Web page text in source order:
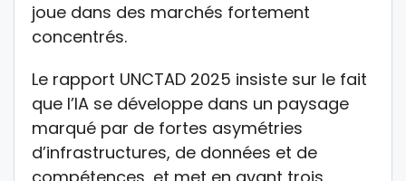
joue dans des marchés fortement
concentrés.
Le rapport UNCTAD 2025 insiste sur le fait
que l’IA se développe dans un paysage
marqué par de fortes asymétries
d’infrastructures, de données et de